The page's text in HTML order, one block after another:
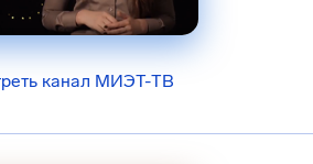
канал МИЭТ-ТВ